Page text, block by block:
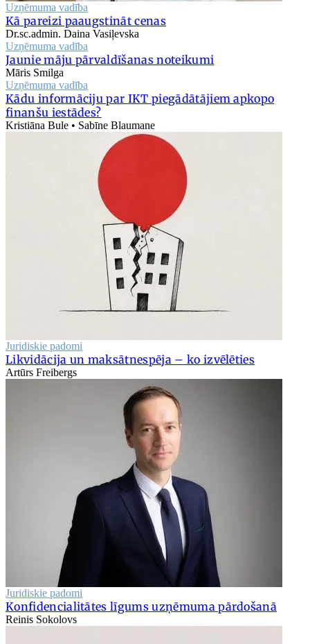
Uzņēmuma vadība
Kā pareizi paaugstināt cenas
Dr.sc.admin. Daina Vasiļevska
Uzņēmuma vadība
Jaunie māju pārvaldīšanas noteikumi
Māris Smilga
Uzņēmuma vadība
Kādu informāciju par IKT piegādātājiem apkopo
finanšu iestādes?
Kristiāna Bule • Sabīne Blaumane
Juridiskie padomi
Likvidācija un maksātnespēja – ko izvēlēties
Artūrs Freibergs
Juridiskie padomi
Konfidencialitātes līgums uzņēmuma pārdošanā
Reinis Sokolovs